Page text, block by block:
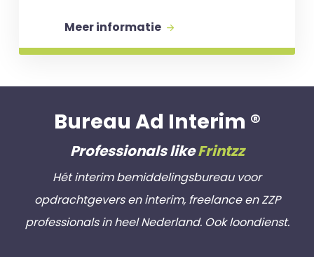
Meer informatie
Bureau Ad Interim ®
Professionals likeFrintzz
Hét interim bemiddelingsbureau voor
opdrachtgevers en interim, freelance en ZZP
professionals in heel Nederland. Ook loondienst.